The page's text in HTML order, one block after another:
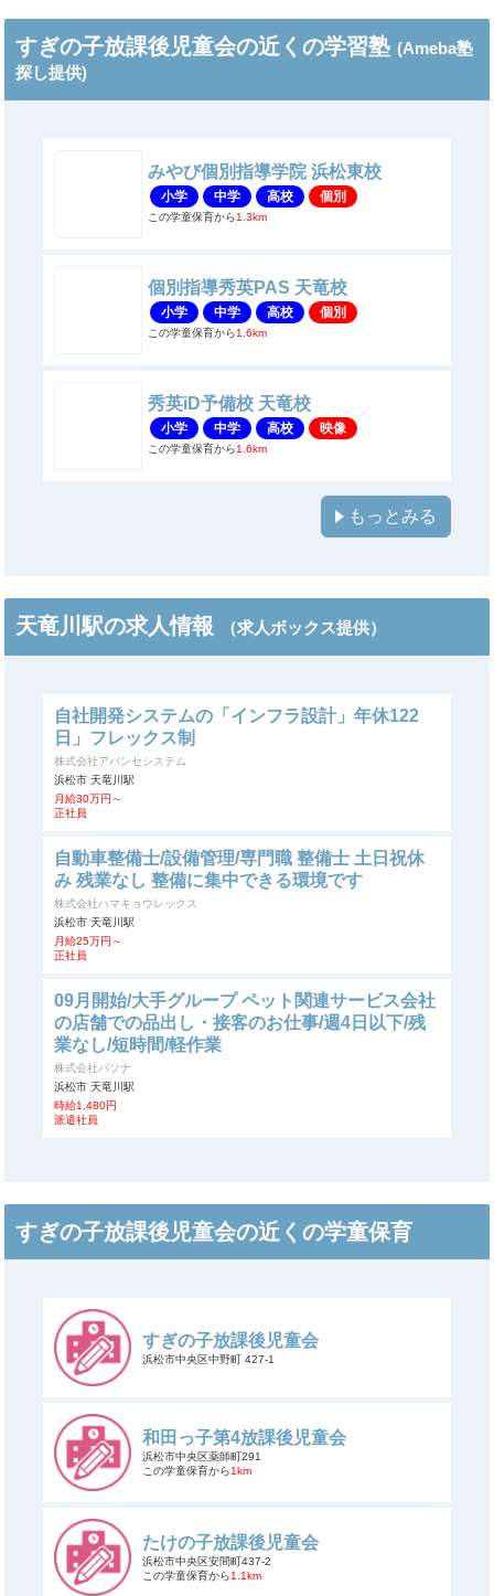
すぎの子放課後児童会の近くの学習塾 (Ameba塾
探し提供)
みやび個別指導学院 浜松東校
小学 中学 高校 個別
この学童保育から1.3km
個別指導秀英PAS 天竜校
小学 中学 高校 個別
この学童保育から1.6km
秀英iD予備校 天竜校
小学 中学 高校 映像
この学童保育から1.6km
もっとみる
天竜川駅の求人情報 （求人ボックス提供）
自社開発システムの「インフラ設計」年休122
日」フレックス制
株式会社アバンセシステム
浜松市 天竜川駅
月給30万円～
正社員
自動車整備士/設備管理/専門職 整備士 土日祝休
み 残業なし 整備に集中できる環境です
株式会社ハマキョウレックス
浜松市 天竜川駅
月給25万円～
正社員
09月開始/大手グループ ペット関連サービス会社
の店舗での品出し・接客のお仕事/週4日以下/残
業なし/短時間/軽作業
株式会社パソナ
浜松市 天竜川駅
時給1,480円
派遣社員
すぎの子放課後児童会の近くの学童保育
すぎの子放課後児童会
浜松市中央区中野町 427-1
和田っ子第4放課後児童会
浜松市中央区薬師町291
この学童保育から1km
たけの子放課後児童会
浜松市中央区安間町437-2
この学童保育から1.1km